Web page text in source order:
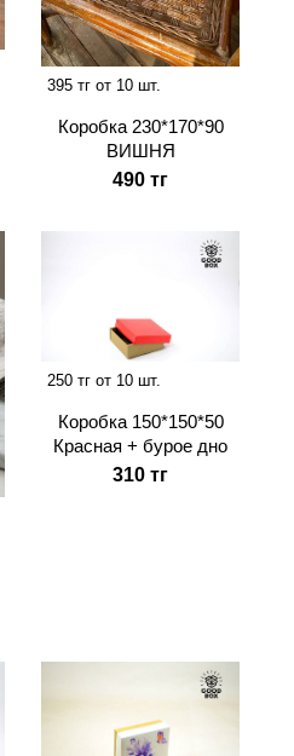
395 тг от 10 шт.
Коробка 230*170*90
ВИШНЯ
490 тг
250 тг от 10 шт.
Коробка 150*150*50
Красная + бурое дно
310 тг